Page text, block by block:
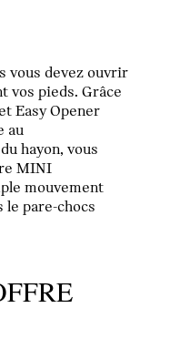
vous devez ouvrir
vos pieds. Grâce
Easy Opener
au
hayon, vous
MINI
mouvement
pare-chocs